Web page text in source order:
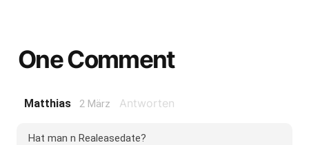
One Comment
Matthias 2 März Antworten
Hat man n Realeasedate?